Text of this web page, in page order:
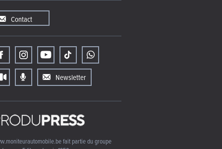
Contact
Newsletter
fait partie du groupe